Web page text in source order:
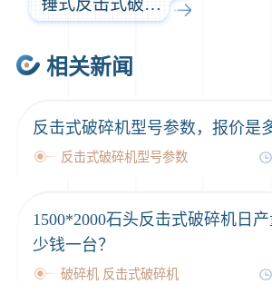
相关新闻
反击式破碎机型号参数，报价是
反击式破碎机型号参数
1500*2000石头反击式破碎机日
少钱一台？
破碎机 反击式破碎机